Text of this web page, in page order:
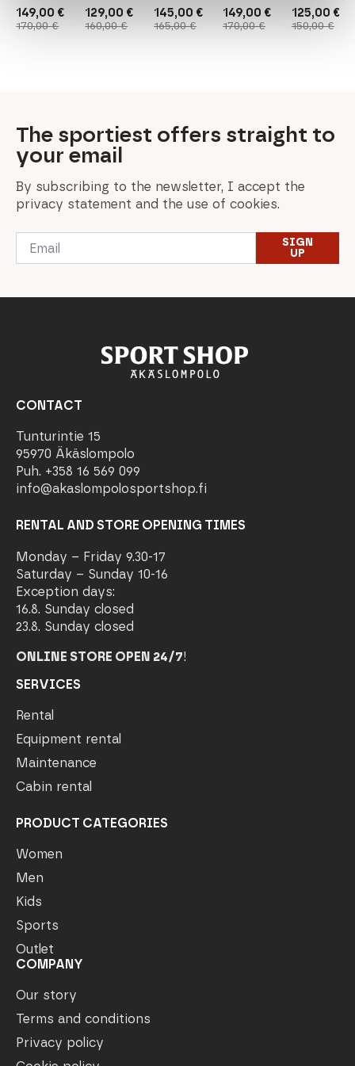
170,00€
Original
price
149,00 €
Current
price
160,00€
Original
price
129,00 €
Current
price
165,00€
Original
price
145,00 €
Current
price
170,00€
Original
price
149,00 €
Current
price
150,00€
Original
price
125,00 €
Current
price
The sportiest offers straight to
your email
By subscribing to the newsletter, I accept the
privacy statement and the use of cookies.
Email
SIGN
UP
CONTACT
Tunturintie 15
95970 Äkäslompolo
Puh. +358 16 569 099
info@akaslompolosportshop.fi
RENTAL AND STORE OPENING TIMES
Monday – Friday 9.30-17
Saturday – Sunday 10-16
Exception days:
16.8. Sunday closed
23.8. Sunday closed
ONLINE STORE OPEN 24/7!
SERVICES
Rental
Equipment rental
Maintenance
Cabin rental
PRODUCT CATEGORIES
Women
Men
Kids
Sports
Outlet
COMPANY
Our story
Terms and conditions
Privacy policy